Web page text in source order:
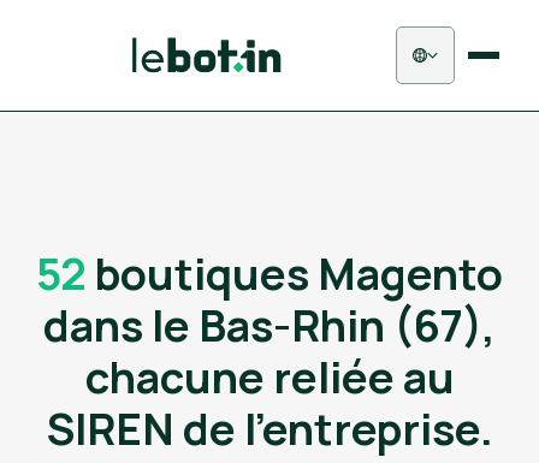
52 boutiques Magento
dans le Bas-Rhin (67),
chacune reliée au
SIREN de l'entreprise.